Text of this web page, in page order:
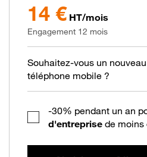
14 € HT/mois
Engagement 12 mois
Souhaitez-vous un nouveau
téléphone mobile ?
-30% pendant un an
d'entreprise de moins